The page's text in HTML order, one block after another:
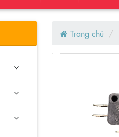
Trang chủ